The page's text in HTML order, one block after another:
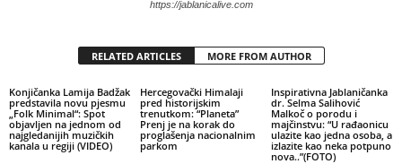
https://jablanicalive.com
RELATED ARTICLES MORE FROM AUTHOR
Konjičanka Lamija Badžak
predstavila novu pjesmu
„Folk Minimal“: Spot
objavljen na jednom od
najgledanijih muzičkih
kanala u regiji (VIDEO)
Hercegovački Himalaji
pred historijskim
trenutkom: “Planeta”
Prenj je na korak do
proglašenja nacionalnim
parkom
Inspirativna Jablaničanka
dr. Selma Salihović
Malkoč o porodu i
majčinstvu: “U rađaonicu
ulazite kao jedna osoba, a
izlazite kao neka potpuno
nova..”(FOTO)